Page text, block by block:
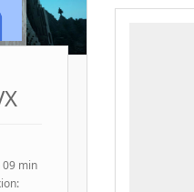
09 min